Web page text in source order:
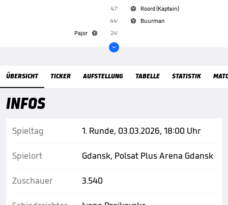
47'

Roord (Kaptein)
44'

Buurman
Pajor
 24'

ÜBERSICHT TICKER AUFSTELLUNG TABELLE STATISTIK
Übersicht
INFOS
Spieltag
Spielort
Zuschauer
1. Runde, 03.03.2026, 18:00 Uhr
Gdansk, Polsat Plus Arena Gdansk
3.540